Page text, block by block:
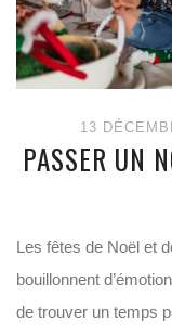
13
PASSER UN
Les fêtes de Noël et
bouillonnent
de trouver un temps